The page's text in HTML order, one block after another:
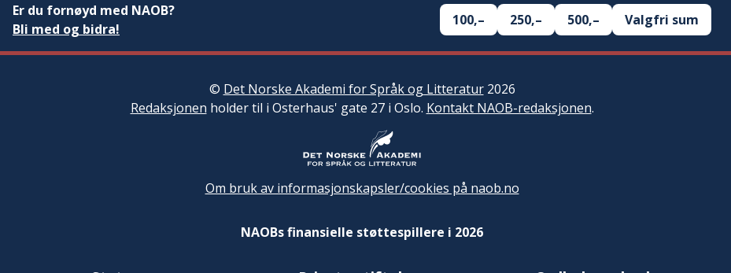
Er du fornøyd med NAOB?
Bli med og bidra!
100,– 250,– 500,– Valgfri sum
© Det Norske Akademi for Språk og Litteratur2026
Redaksjonen holder til i Osterhaus' gate 27 i Oslo. Kontakt NAOB-redaksjonen.
Om bruk av informasjonskapsler/cookies på naob.no
NAOBs finansielle støttespillere i 2026